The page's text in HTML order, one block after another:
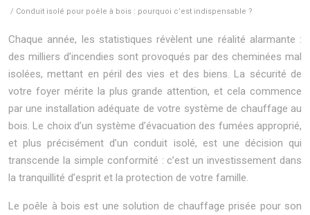
/ Conduit isolé pour poêle à bois : pourquoi c’est indispensable ?
Chaque année, les statistiques révèlent une réalité alarmante :
des milliers d’incendies sont provoqués par des cheminées mal
isolées, mettant en péril des vies et des biens. La sécurité de
votre foyer mérite la plus grande attention, et cela commence
par une installation adéquate de votre système de chauffage au
bois. Le choix d’un système d’évacuation des fumées approprié,
et plus précisément d’un conduit isolé, est une décision qui
transcende la simple conformité : c’est un investissement dans
la tranquillité d’esprit et la protection de votre famille.
Le poêle à bois est une solution de chauffage prisée pour son